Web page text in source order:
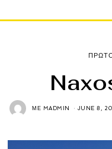
ΜΕ MADMIN JUNE 8,